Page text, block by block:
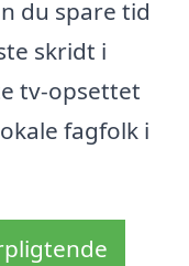
du spare tid
skridt i
tv-opsettet
fagfolk i